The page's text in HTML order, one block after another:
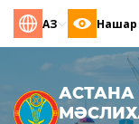
ҚАЗ Нашар